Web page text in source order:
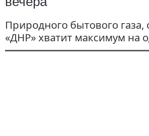
Природного бытового
«ДНР» хватит максимум на